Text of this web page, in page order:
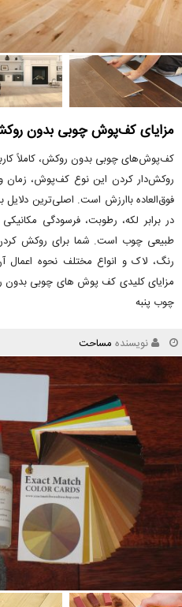
مزایای کف‌پوش چوبی بدون
کف‌پوش‌های چوبی بدون روکش، کاملاً
روکش‌دار کردن این نوع کف‌پوش، زمان و
فوق‌العاده باارزش است. اصلی‌ترین
در برابر لکه، رطوبت، فرسودگی
طبیعی چوب است. شما برای روکش
رنگ، لاک و انواع مختلف نحوه اعمال
مزایای کلیدی کف پوش های چوبی
چوب پنبه
نویسنده مساحت